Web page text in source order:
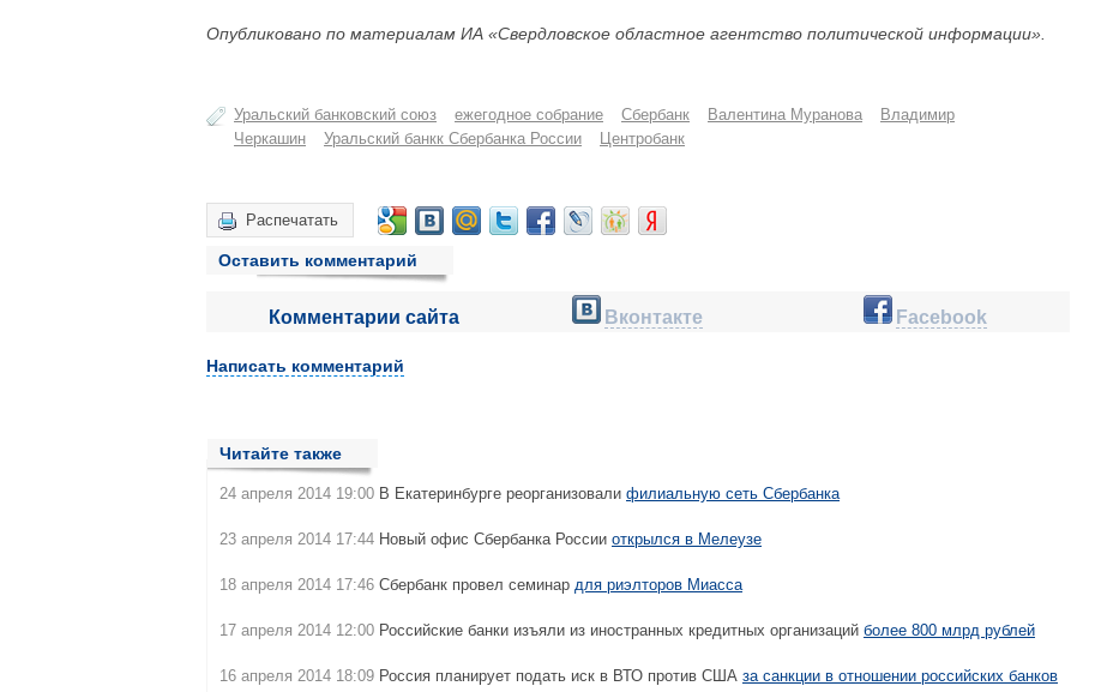
Опубликовано по материалам ИА «Свердловское областное агентство политической информации».
Уральский банковский союз ежегодное собрание Сбербанк Валентина Муранова
Владимир
Черкашин
Уральский банкк Сбербанка России Центробанк
Распечатать
Оставить комментарий
Комментарии сайта Вконтакте Facebook
Написать комментарий
Читайте также
24 апреля 2014 19:00 В Екатеринбурге реорганизовали филиальную сеть Сбербанка
23 апреля 2014 17:44 Новый офис Сбербанка России открылся в Мелеузе
18 апреля 2014 17:46 Сбербанк провел семинар для риэлторов Миасса
17 апреля 2014 12:00 Российские банки изъяли из иностранных кредитных организаций более 800 млрд рублей
16 апреля 2014 18:09 Россия планирует подать иск в ВТО против США за санкции в отношении российских банков